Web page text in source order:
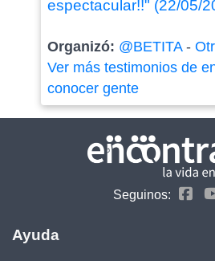
espectacular!!" (22/05/
Organizó: @BETITA-
Ver más testimonios de
conocer gente
Seguinos:
Ayuda